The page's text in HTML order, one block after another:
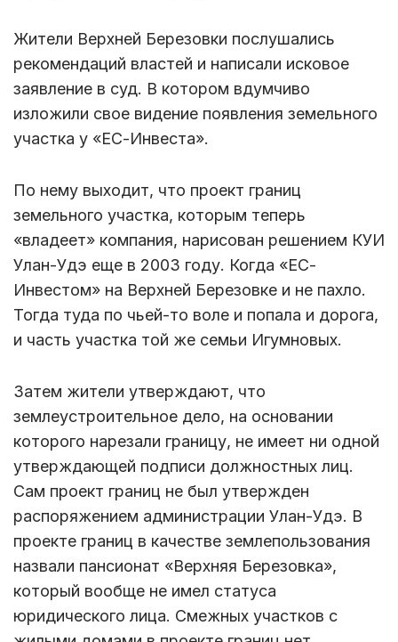
Жители Верхней Березовки послушались
рекомендаций властей и написали исковое
заявление в суд. В котором вдумчиво
изложили свое видение появления земельного
участка у «ЕС-Инвеста».
По нему выходит, что проект границ
земельного участка, которым теперь
«владеет» компания, нарисован решением КУИ
Улан-Удэ еще в 2003 году. Когда «ЕС-
Инвестом» на Верхней Березовке и не пахло.
Тогда туда по чьей-то воле и попала и дорога,
и часть участка той же семьи Игумновых.
Затем жители утверждают, что
землеустроительное дело, на основании
которого нарезали границу, не имеет ни одной
утверждающей подписи должностных лиц.
Сам проект границ не был утвержден
распоряжением администрации Улан-Удэ. В
проекте границ в качестве землепользования
назвали пансионат «Верхняя Березовка»,
который вообще не имел статуса
юридического лица. Смежных участков с